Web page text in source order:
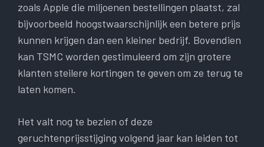
zoals Apple die miljoenen bestellingen plaatst, zal
bijvoorbeeld hoogstwaarschijnlijk een betere prijs
kunnen krijgen dan een kleiner bedrijf. Bovendien
kan TSMC worden gestimuleerd om zijn grotere
klanten steilere kortingen te geven om ze terug te
laten komen.
Het valt nog te bezien of deze
geruchtenprijsstijging volgend jaar kan leiden tot